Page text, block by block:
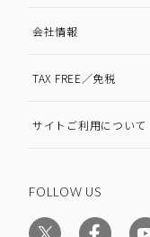
会社情報
TAX FREE／免税
サイトご利用について
FOLLOW US